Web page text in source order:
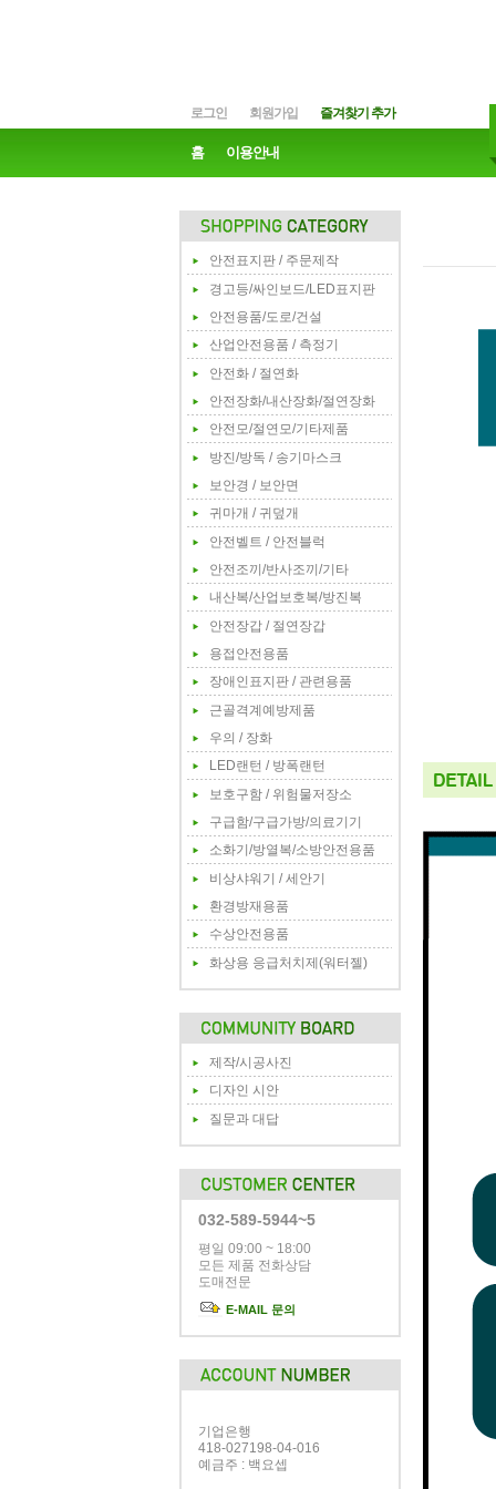
로그인 회원가입 즐겨찾기 추가
홈 이용안내
안전표지판 / 주문제작
경고등/싸인보드/LED표지판
안전용품/도로/건설
산업안전용품 / 측정기
안전화 / 절연화
안전장화/내산장화/절연장화
안전모/절연모/기타제품
방진/방독 / 송기마스크
보안경 / 보안면
귀마개 / 귀덮개
안전벨트 / 안전블럭
안전조끼/반사조끼/기타
내산복/산업보호복/방진복
안전장갑 / 절연장갑
용접안전용품
장애인표지판 / 관련용품
근골격계예방제품
우의 / 장화
LED랜턴 / 방폭랜턴
보호구함 / 위험물저장소
구급함/구급가방/의료기기
소화기/방열복/소방안전용품
비상샤워기 / 세안기
환경방재용품
수상안전용품
화상용 응급처치제(워터젤)
제작/시공사진
디자인 시안
질문과 대답
032-589-5944~5
평일 09:00 ~ 18:00
모든 제품 전화상담
도매전문
E-MAIL 문의
기업은행
418-027198-04-016
예금주 : 백요셉